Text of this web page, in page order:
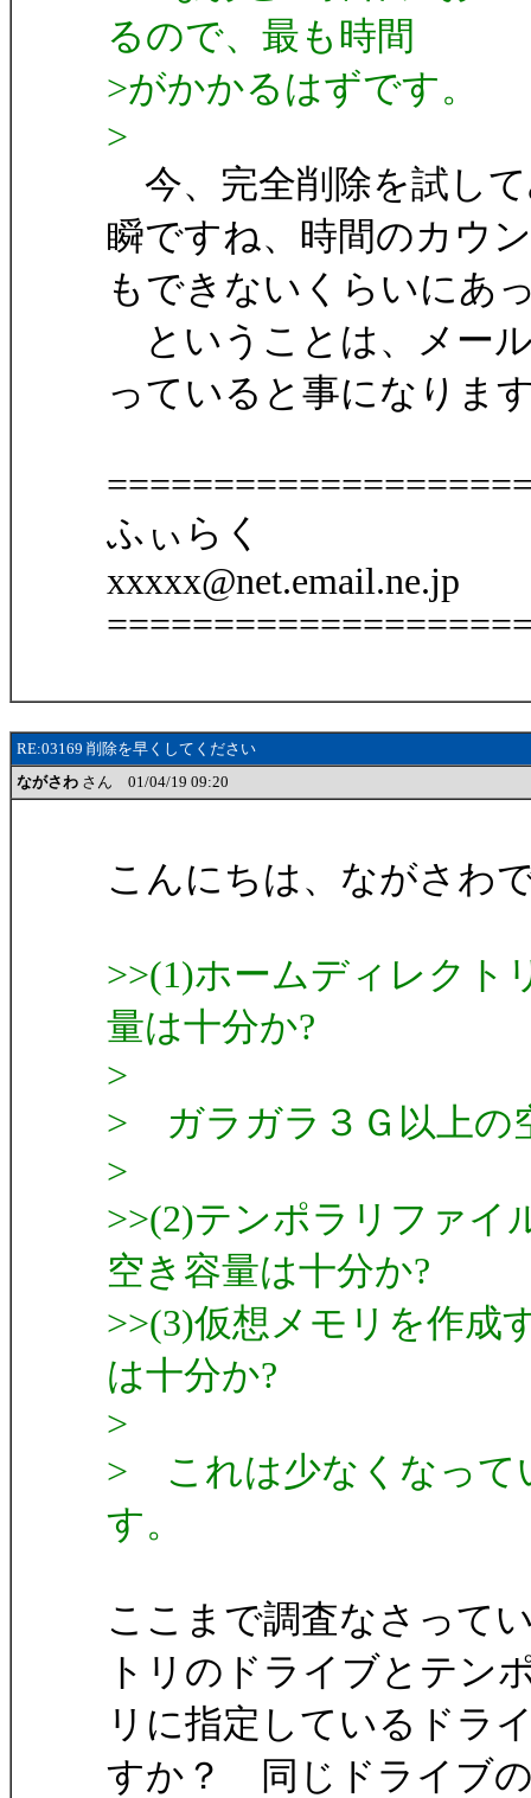
るので、最も時間
>がかかるはずです。
>
今、完全削除を試し
瞬ですね、時間のカウ
もできないくらいにあ
ということは、メー
っていると事になりま
ふぃらく
xxxxx@net.email.ne.jp
RE:03169 削除を早くしてください
ながさわ さん 01/04/19 09:20
こんにちは、ながさわ
>>(1)ホームディレクト
量は十分か?
>
> ガラガラ３Ｇ以上の
>
>>(2)テンポラリファイ
空き容量は十分か?
>>(3)仮想メモリを作成
は十分か?
>
> これは少なくなって
す。
ここまで調査なさって
トリのドライブとテン
リに指定しているドラ
すか？ 同じドライブ